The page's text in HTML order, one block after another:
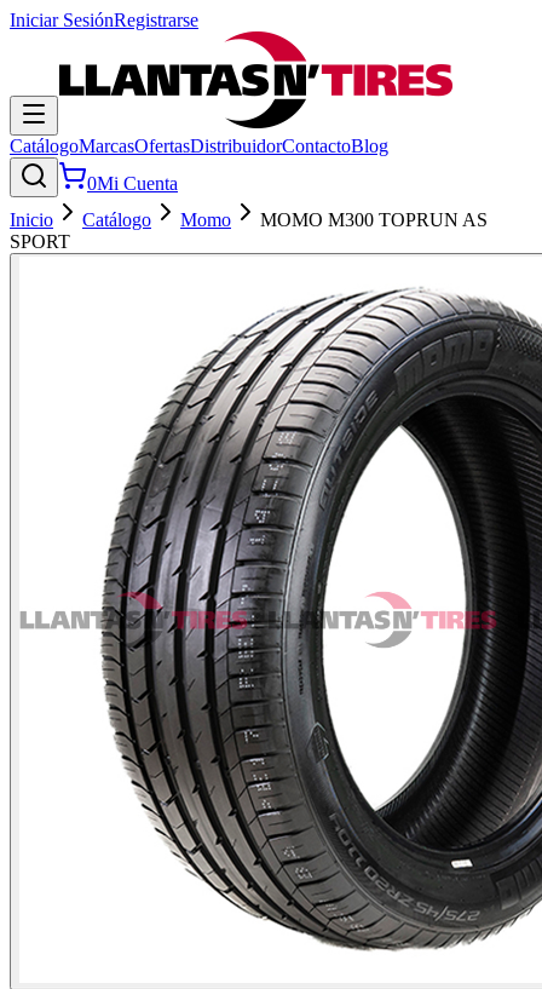
Iniciar SesiónRegistrarse
CatálogoMarcasOfertasDistribuidorContactoBlog
0Mi Cuenta
Inicio
Catálogo Momo
MOMO M300 TOPRUN AS
SPORT